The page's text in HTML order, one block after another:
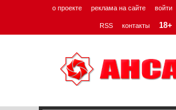
о проекте реклама на сайте войти
RSS контакты 18+